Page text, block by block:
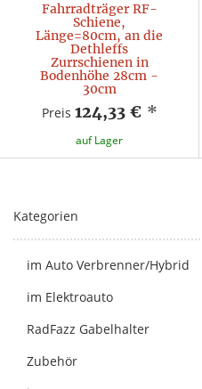
Fahrradträger RF-
Schiene,
Länge=80cm, an die
Dethleffs
Zurrschienen in
Bodenhöhe 28cm -
30cm
Preis 124,33 € *
auf Lager
Kategorien
im Auto Verbrenner/Hybrid
im Elektroauto
RadFazz Gabelhalter
Zubehör